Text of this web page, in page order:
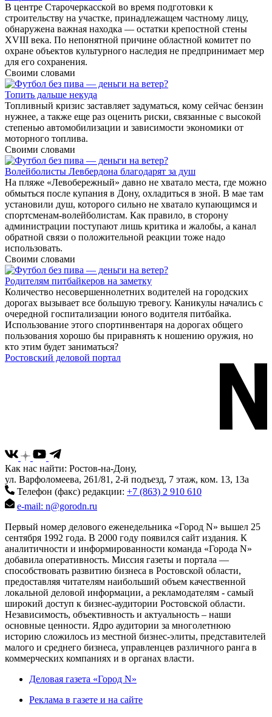
В центре Старочеркасской во время подготовки к
строительству на участке, принадлежащем частному лицу,
обнаружена важная находка — остатки крепостной стены
XVIII века. По непонятной причине областной комитет по
охране объектов культурного наследия не предпринимает мер
для его сохранения.
Своими словами
Топить дальше некуда
Топливный кризис заставляет задуматься, кому сейчас бензин
нужнее, а также еще раз оценить риски, связанные с высокой
степенью автомобилизации и зависимости экономики от
моторного топлива.
Своими словами
Волейболисты Левбердона благодарят за душ
На пляже «Левобережный» давно не хватало места, где можно
обмыться после купания в Дону, охладиться в зной. В мае там
установили душ, которого сильно не хватало купающимся и
спортсменам-волейболистам. Как правило, в сторону
администрации поступают лишь критика и жалобы, а канал
обратной связи о положительной реакции тоже надо
использовать.
Своими словами
Родителям питбайкеров на заметку
Количество несовершеннолетних водителей на городских
дорогах вызывает все большую тревогу. Каникулы начались с
очередной госпитализации юного водителя питбайка.
Использование этого спортинвентаря на дорогах общего
пользования хорошо бы приравнять к ношению оружия, но
кто этим будет заниматься?
Ростовский деловой портал
Как нас найти: Ростов-на-Дону,
ул. Варфоломеева, 261/81, 2-й подъезд, 7 этаж, ком. 13, 13а
Телефон (факс) редакции: +7 (863) 2 910 610
e-mail: n@gorodn.ru
Первый номер делового еженедельника «Город N» вышел 25
сентября 1992 года. В 2000 году появился сайт издания. К
аналитичности и информированности команда «Города N»
добавила оперативность. Миссия газеты и портала —
способствовать развитию бизнеса в Ростовской области,
предоставляя читателям наибольший объем качественной
локальной деловой информации, а рекламодателям - самый
широкий доступ к бизнес-аудитории Ростовской области.
Независимость, объективность и актуальность – наши
основные ценности. Ядро аудитории за многолетнюю
историю сложилось из местной бизнес-элиты, представителей
малого и среднего бизнеса, управленцев различного ранга в
коммерческих компаниях и в органах власти.
Деловая газета «Город N»
Реклама в газете и на сайте